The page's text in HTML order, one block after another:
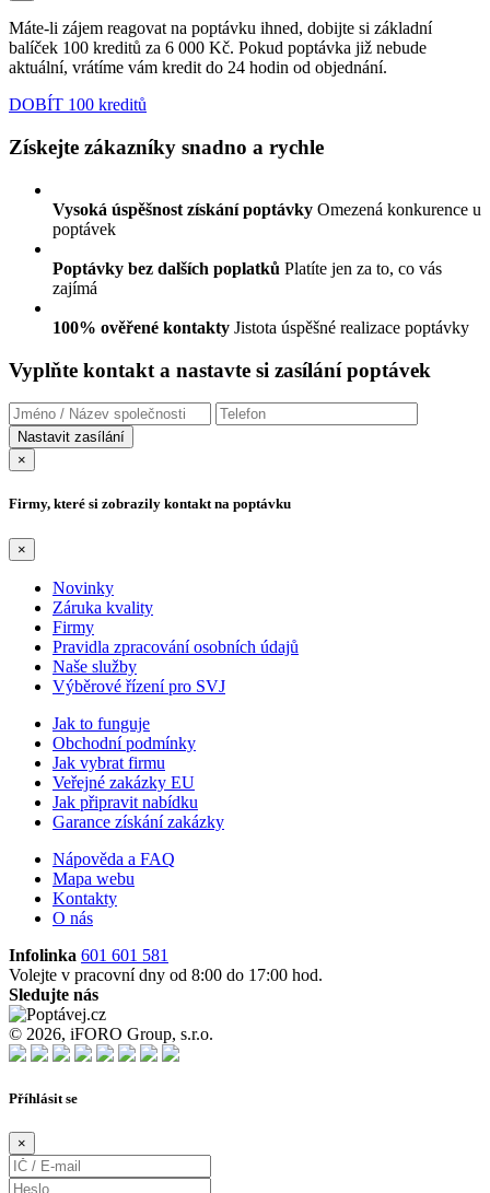
Máte-li zájem reagovat na poptávku ihned, dobijte si základní
balíček 100 kreditů za 6 000 Kč. Pokud poptávka již nebude
aktuální, vrátíme vám kredit do 24 hodin od objednání.
DOBÍT 100 kreditů
Získejte zákazníky snadno a rychle
Vysoká úspěšnost získání poptávky Omezená konkurence u
poptávek
Poptávky bez dalších poplatků Platíte jen za to, co vás
zajímá
100% ověřené kontakty Jistota úspěšné realizace poptávky
Vyplňte kontakt a nastavte si zasílání poptávek
×
Firmy, které si zobrazily kontakt na poptávku
×
Novinky
Záruka kvality
Firmy
Pravidla zpracování osobních údajů
Naše služby
Výběrové řízení pro SVJ
Jak to funguje
Obchodní podmínky
Jak vybrat firmu
Veřejné zakázky EU
Jak připravit nabídku
Garance získání zakázky
Nápověda a FAQ
Mapa webu
Kontakty
O nás
Infolinka 601 601 581
Volejte v pracovní dny od 8:00 do 17:00 hod.
Sledujte nás
© 2026, iFORO Group, s.r.o.
Příhlásit se
×